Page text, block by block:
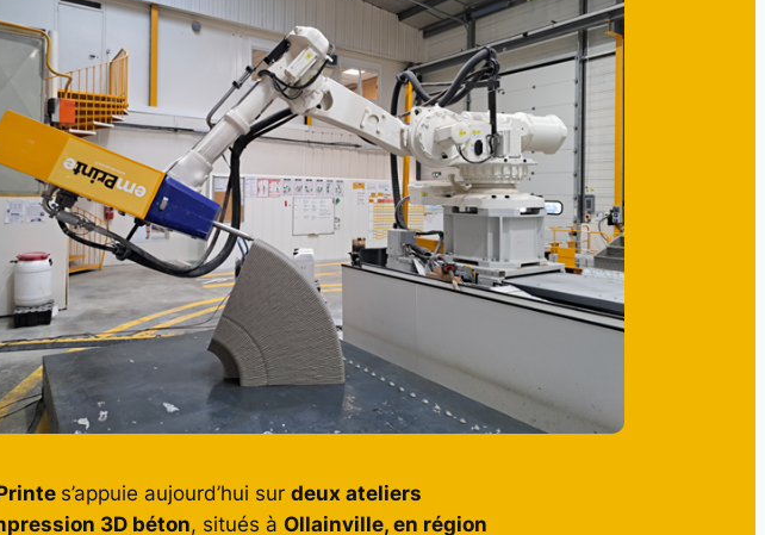
s’appuie aujourd’hui sur deux ateliers
3D béton, situés à Ollainville, en région